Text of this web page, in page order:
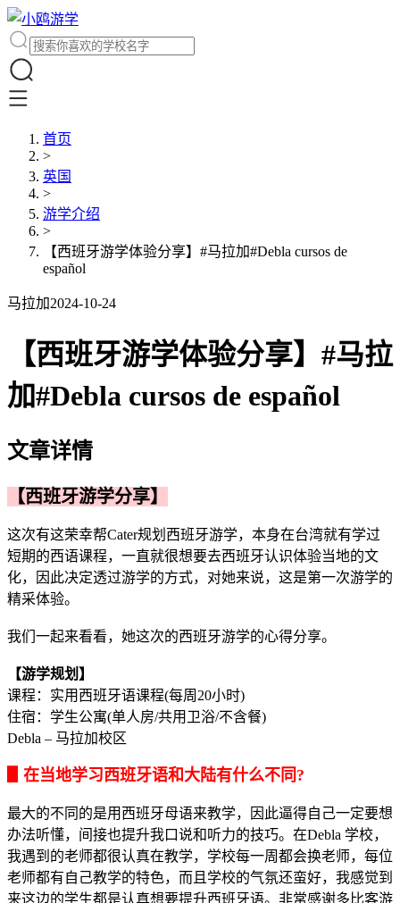
首页
>
英国
>
游学介绍
>
【西班牙游学体验分享】#马拉加#Debla cursos de
español
马拉加2024-10-24
【西班牙游学体验分享】#马拉
加#Debla cursos de español
文章详情
【西班牙游学分享】
这次有这荣幸帮Cater规划西班牙游学，本身在台湾就有学过
短期的西语课程，一直就很想要去西班牙认识体验当地的文
化，因此决定透过游学的方式，对她来说，这是第一次游学的
精采体验。
我们一起来看看，她这次的西班牙游学的心得分享。
【游学规划】
课程：实用西班牙语课程(每周20小时)
住宿：学生公寓(单人房/共用卫浴/不含餐)
Debla – 马拉加校区
▋在当地学习西班牙语和大陆有什么不同?
最大的不同的是用西班牙母语来教学，因此逼得自己一定要想
办法听懂，间接也提升我口说和听力的技巧。在Debla 学校，
我遇到的老师都很认真在教学，学校每一周都会换老师，每位
老师都有自己教学的特色，而且学校的气氛还蛮好，我感觉到
来这边的学生都是认真想要提升西班牙语。非常感谢多比客游